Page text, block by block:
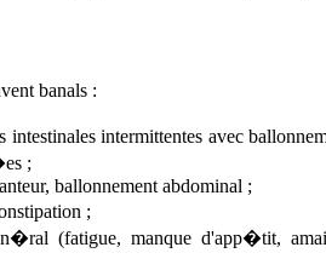
banals :
intermittentes avec
;
ballonnement abdominal ;
;
(fatigue, manque d'app�tit,